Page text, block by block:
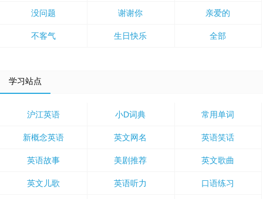
没问题 谢谢你 亲爱的
不客气 生日快乐 全部
学习站点
沪江英语 小D词典 常用单词
新概念英语 英文网名 英语笑话
英语故事 美剧推荐 英文歌曲
英文儿歌 英语听力 口语练习